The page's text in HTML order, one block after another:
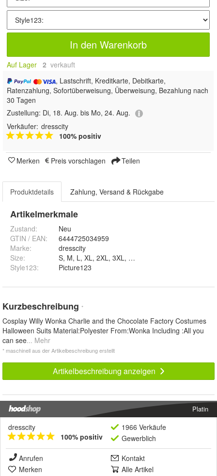
In den Warenkorb
Auf Lager 2 verkauft
, Lastschrift, Kreditkarte, Debitkarte,
Ratenzahlung, Sofortüberweisung, Überweisung, Bezahlung nach
30 Tagen
Zustellung: Di, 18. Aug. bis Mo, 24. Aug.
Verkäufer: dresscity
100% positiv
Merken Preis vorschlagen Teilen
Produktdetails Zahlung, Versand & Rückgabe
Artikelmerkmale
Zustand:
Neu
GTIN / EAN:
6444725034959
Marke:
dresscity
Size:
Style123: Picture123
Kurzbeschreibung *
Cosplay Willy Wonka Charlie and the Chocolate Factory Costumes
Halloween Suits Material:Polyester From:Wonka Including :All you
can see... Mehr
* maschinell aus der Artikelbeschreibung erstellt
Artikelbeschreibung anzeigen
Platin
dresscity
100% positiv
1966 Verkäufe
Gewerblich
Anrufen
Kontakt
Merken
Alle Artikel